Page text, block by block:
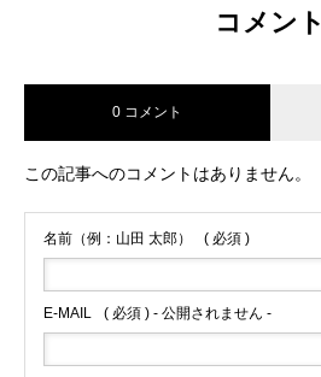
コメント
0 コメント
この記事へのコメントはありません。
名前（例：山田 太郎） ( 必須 )
E-MAIL ( 必須 ) - 公開されません -